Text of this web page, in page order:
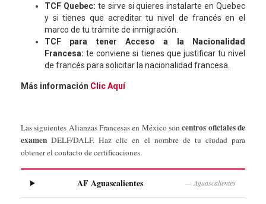
TCF Quebec: te sirve si quieres instalarte en Quebec
y si tienes que acreditar tu nivel de francés en el
marco de tu trámite de inmigración.
TCF para tener Acceso a la Nacionalidad
Francesa: te conviene si tienes que justificar tu nivel
de francés para solicitar la nacionalidad francesa.
Más información Clic Aquí
Las siguientes Alianzas Francesas en México soncentros oficiales de
examen DELF/DALF. Haz clic en el nombre de tu ciudad para
obtener el contacto de certificaciones.
AF Aguascalientes — Aguascalientes